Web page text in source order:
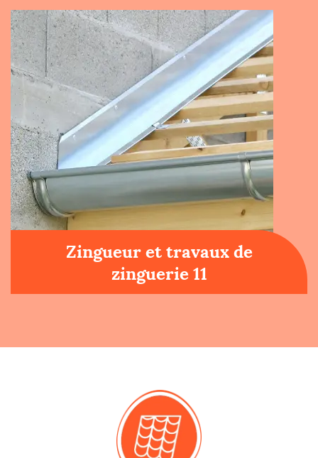
Zingueur et travaux de
zinguerie 11